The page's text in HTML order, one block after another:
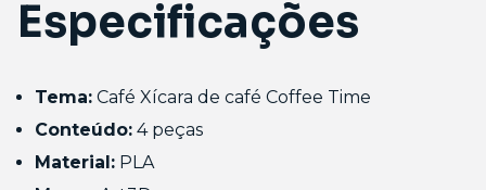
Especificações
Tema: Café Xícara de café Coffee Time
Conteúdo: 4 peças
Material: PLA